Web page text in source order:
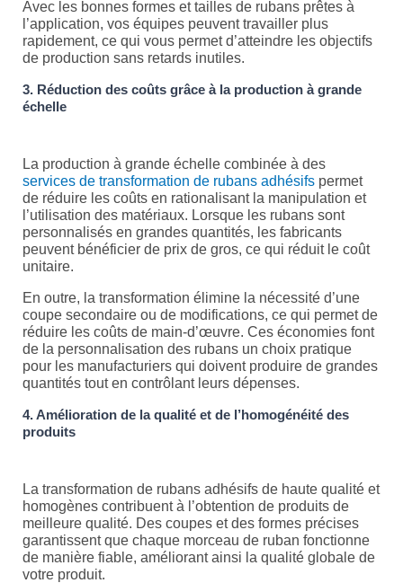
Avec les bonnes formes et tailles de rubans prêtes à
l’application, vos équipes peuvent travailler plus
rapidement, ce qui vous permet d’atteindre les objectifs
de production sans retards inutiles.
3. Réduction des coûts grâce à la production à grande
échelle
La production à grande échelle combinée à des
services de transformation de rubans adhésifs permet
de réduire les coûts en rationalisant la manipulation et
l’utilisation des matériaux. Lorsque les rubans sont
personnalisés en grandes quantités, les fabricants
peuvent bénéficier de prix de gros, ce qui réduit le coût
unitaire.
En outre, la transformation élimine la nécessité d’une
coupe secondaire ou de modifications, ce qui permet de
réduire les coûts de main-d’œuvre. Ces économies font
de la personnalisation des rubans un choix pratique
pour les manufacturiers qui doivent produire de grandes
quantités tout en contrôlant leurs dépenses.
4. Amélioration de la qualité et de l’homogénéité des
produits
La transformation de rubans adhésifs de haute qualité et
homogènes contribuent à l’obtention de produits de
meilleure qualité. Des coupes et des formes précises
garantissent que chaque morceau de ruban fonctionne
de manière fiable, améliorant ainsi la qualité globale de
votre produit.